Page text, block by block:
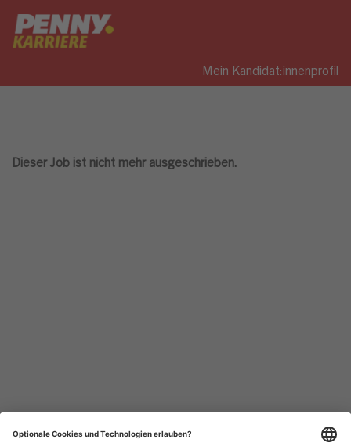
Mein Kandidat:innenprofil
Dieser Job ist nicht mehr ausgeschrieben.